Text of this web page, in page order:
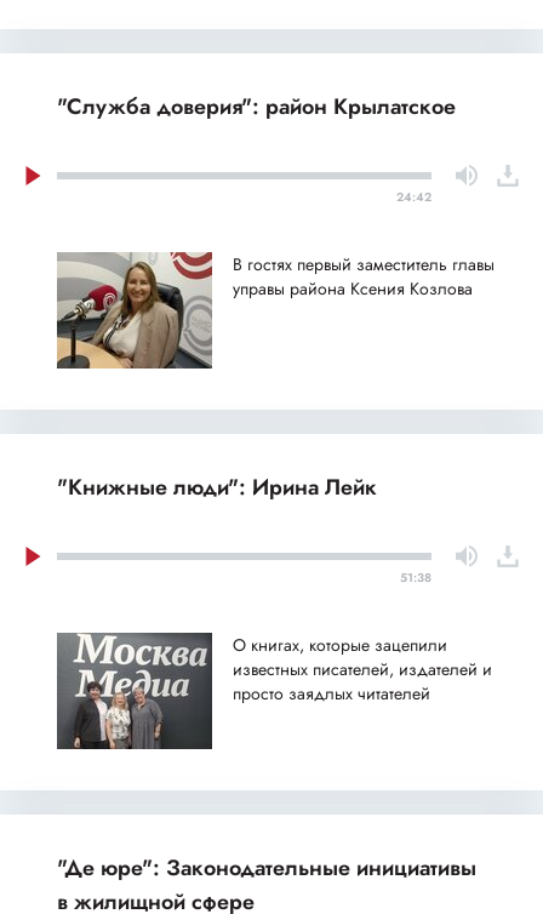
"Служба доверия": район Крылатское
24:42
В гостях первый заместитель главы
управы района Ксения Козлова
"Книжные люди": Ирина Лейк
51:38
О книгах, которые зацепили
известных писателей, издателей и
просто заядлых читателей
"Де юре": Законодательные инициативы
в жилищной сфере